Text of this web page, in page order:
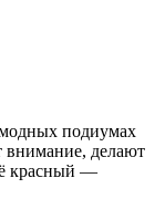
подиумах
внимание, делают
красный —